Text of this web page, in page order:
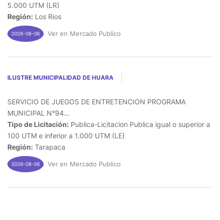
5.000 UTM (LR)
Región: Los Rios
2026-08-06 Ver en Mercado Publico
ILUSTRE MUNICIPALIDAD DE HUARA
SERVICIO DE JUEGOS DE ENTRETENCION PROGRAMA
MUNICIPAL N°94...
Tipo de Licitación: Publica-Licitacion Publica igual o superior a
100 UTM e inferior a 1.000 UTM (LE)
Región: Tarapaca
2026-08-06 Ver en Mercado Publico